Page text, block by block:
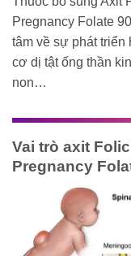
Pregnancy Folate
tâm về sự phát triển
cơ dị tật ống thần
non…
Vai trò axit
Pregnancy